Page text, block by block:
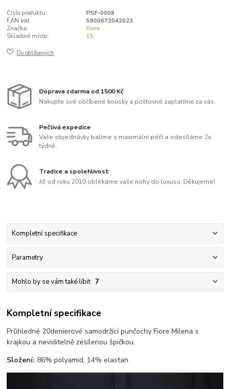
Číslo produktu:
PSF-0008
EAN kód:
5900672042023
Značka:
Fiore
Skladové místo:
15
Do oblíbených
Doprava zdarma od 1500 Kč
Nakupte své oblíbené kousky a poštovné zaplatíme za vás.
Pečlivá expedice
Vaše objednávky balíme s maximální péčí a odesíláme 2x
týdně.
Tradice a spolehlivost
Již od roku 2010 oblékáme vaše nohy do luxusu. Děkujeme!
Kompletní specifikace
Parametry
Mohlo by se vám také líbit 7
Kompletní specifikace
Průhledné 20denierové samodržící punčochy Fiore Milena s
krajkou a neviditelně zesílenou špičkou.
Složení: 86% polyamid, 14% elastan